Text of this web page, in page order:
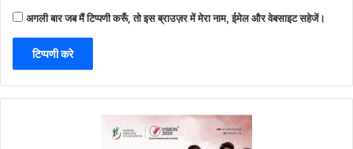
अगली बार जब मैं टिप्पणी करूँ, तो इस ब्राउज़र में मेरा नाम, ईमेल और वेबसाइट सहेजें।